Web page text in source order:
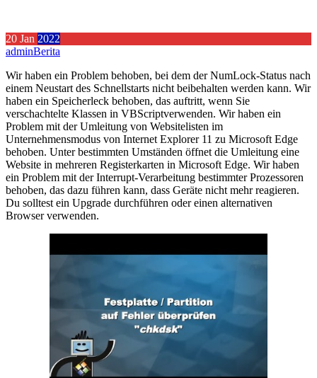
20 Jan 2022
adminBerita
Wir haben ein Problem behoben, bei dem der NumLock-Status nach
einem Neustart des Schnellstarts nicht beibehalten werden kann. Wir
haben ein Speicherleck behoben, das auftritt, wenn Sie
verschachtelte Klassen in VBScriptverwenden. Wir haben ein
Problem mit der Umleitung von Websitelisten im
Unternehmensmodus von Internet Explorer 11 zu Microsoft Edge
behoben. Unter bestimmten Umständen öffnet die Umleitung eine
Website in mehreren Registerkarten in Microsoft Edge. Wir haben
ein Problem mit der Interrupt-Verarbeitung bestimmter Prozessoren
behoben, das dazu führen kann, dass Geräte nicht mehr reagieren.
Du solltest ein Upgrade durchführen oder einen alternativen
Browser verwenden.